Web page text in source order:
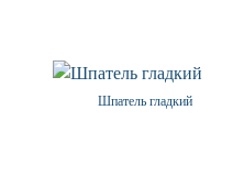
Шпатель гладкий